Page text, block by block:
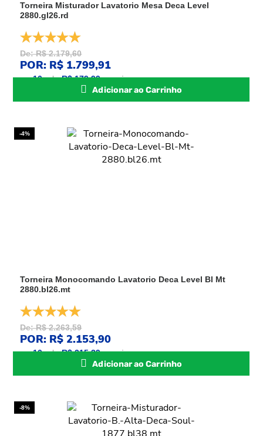
Torneira Misturador Lavatorio Mesa Deca Level
2880.gl26.rd
De: R$ 2.179,60
POR: R$ 1.799,91
ou10xdeR$ 179,99sem juros
Adicionar ao Carrinho
-4%
Torneira Monocomando Lavatorio Deca Level Bl Mt
2880.bl26.mt
De: R$ 2.263,59
POR: R$ 2.153,90
ou10xdeR$ 215,39sem juros
Adicionar ao Carrinho
-8%